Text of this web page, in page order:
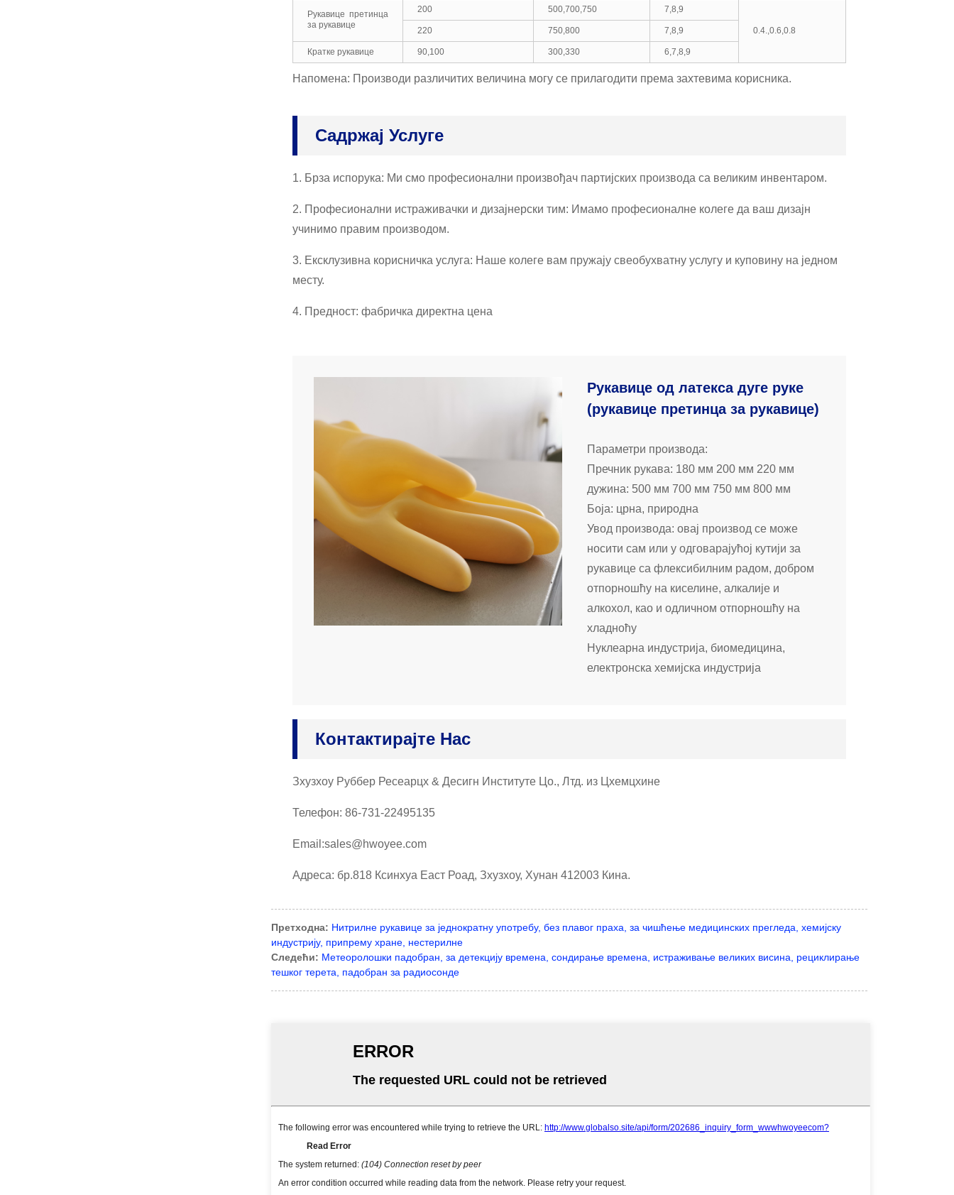
Рукавице претинца
за рукавице
200 500,700,750 7,8,9
0.4.,0.6,0.8
220 750,800 7,8,9
Кратке рукавице 90,100 300,330 6,7,8,9
Напомена: Производи различитих величина могу се прилагодити према захтевима корисника.
Садржај Услуге
1. Брза испорука: Ми смо професионални произвођач партијских производа са великим инвентаром.
2. Професионални истраживачки и дизајнерски тим: Имамо професионалне колеге да ваш дизајн
учинимо правим производом.
3. Ексклузивна корисничка услуга: Наше колеге вам пружају свеобухватну услугу и куповину на једном
месту.
4. Предност: фабричка директна цена
Рукавице од латекса дуге руке
(рукавице претинца за рукавице)
Параметри производа:
Пречник рукава: 180 мм 200 мм 220 мм
дужина: 500 мм 700 мм 750 мм 800 мм
Боја: црна, природна
Увод производа: овај производ се може
носити сам или у одговарајућој кутији за
рукавице са флексибилним радом, добром
отпорношћу на киселине, алкалије и
алкохол, као и одличном отпорношћу на
хладноћу
Нуклеарна индустрија, биомедицина,
електронска хемијска индустрија
Контактирајте Нас
Зхузхоу Руббер Ресеарцх & Десигн Институте Цо., Лтд. из Цхемцхине
Телефон: 86-731-22495135
Email:sales@hwoyee.com
Адреса: бр.818 Ксинхуа Еаст Роад, Зхузхоу, Хунан 412003 Кина.
Претходна: Нитрилне рукавице за једнократну употребу, без плавог праха, за чишћење медицинских прегледа, хемијску
индустрију, припрему хране, нестерилне
Следећи: Метеоролошки падобран, за детекцију времена, сондирање времена, истраживање великих висина, рециклирање
тешког терета, падобран за радиосонде